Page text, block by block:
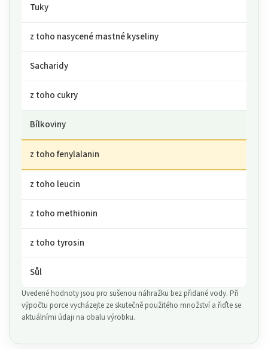
Tuky
z toho nasycené mastné kyseliny
Sacharidy
z toho cukry
Bílkoviny
z toho fenylalanin
z toho leucin
z toho methionin
z toho tyrosin
Sůl
Uvedené hodnoty jsou pro sušenou náhražku bez přidané vody. Při
výpočtu porce vycházejte ze skutečně použitého množství a řiďte se
aktuálními údaji na obalu výrobku.